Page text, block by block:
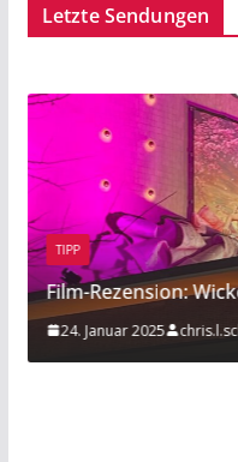
Letzte Sendungen
Wicked
2025 chris.l.schoenburg